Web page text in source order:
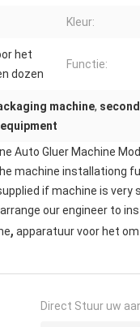
Kleur:
het
dozen
Functie:
machine,
Auto Gluer Machine
machine
if machine is very
our engineer to
, apparatuur voor het
Direct Stuur uw